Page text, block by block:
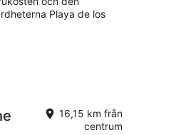
Playa de los
16,15 km från
centrum